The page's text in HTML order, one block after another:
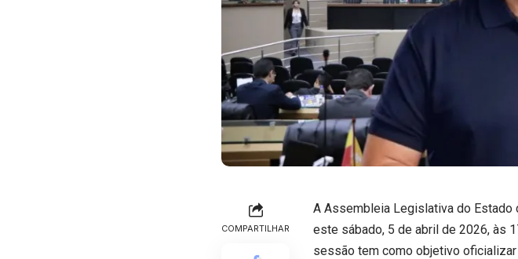
COMPARTILHAR
A Assembleia Legislativa do Estado
este sábado, 5 de abril de 2026, às
sessão tem como objetivo